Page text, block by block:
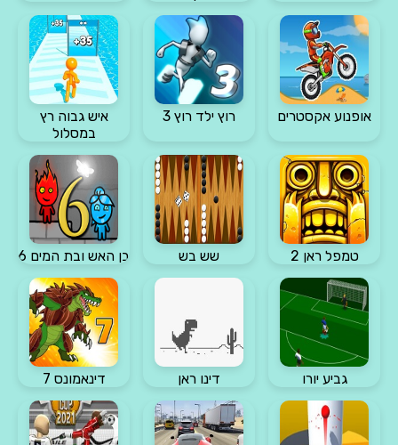
אופנוע אקסטרים רוץ ילד רוץ 3
איש גבוה רץ
במסלול
טמפל ראן 2 שש בש בן האש ובת המים 6
גביע יורו דינו ראן דינאמונס 7